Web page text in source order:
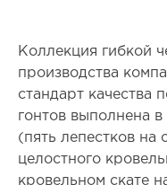
Коллекция гибкой
производства
стандарт качества
гонтов выполнена
(пять лепестков на
целостного
кровельном скате